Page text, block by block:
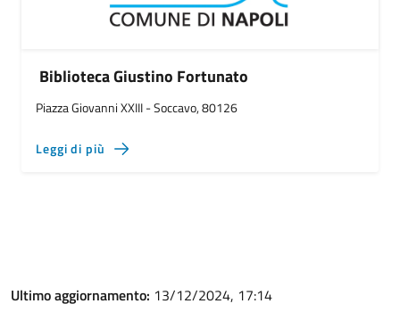
Biblioteca Giustino Fortunato
Piazza Giovanni XXIII - Soccavo, 80126
Leggi di più
Ultimo aggiornamento: 13/12/2024, 17:14